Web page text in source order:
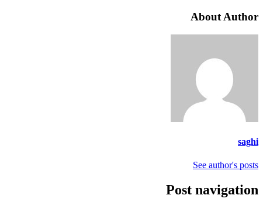
About Author
saghi
See author's posts
Post navigation